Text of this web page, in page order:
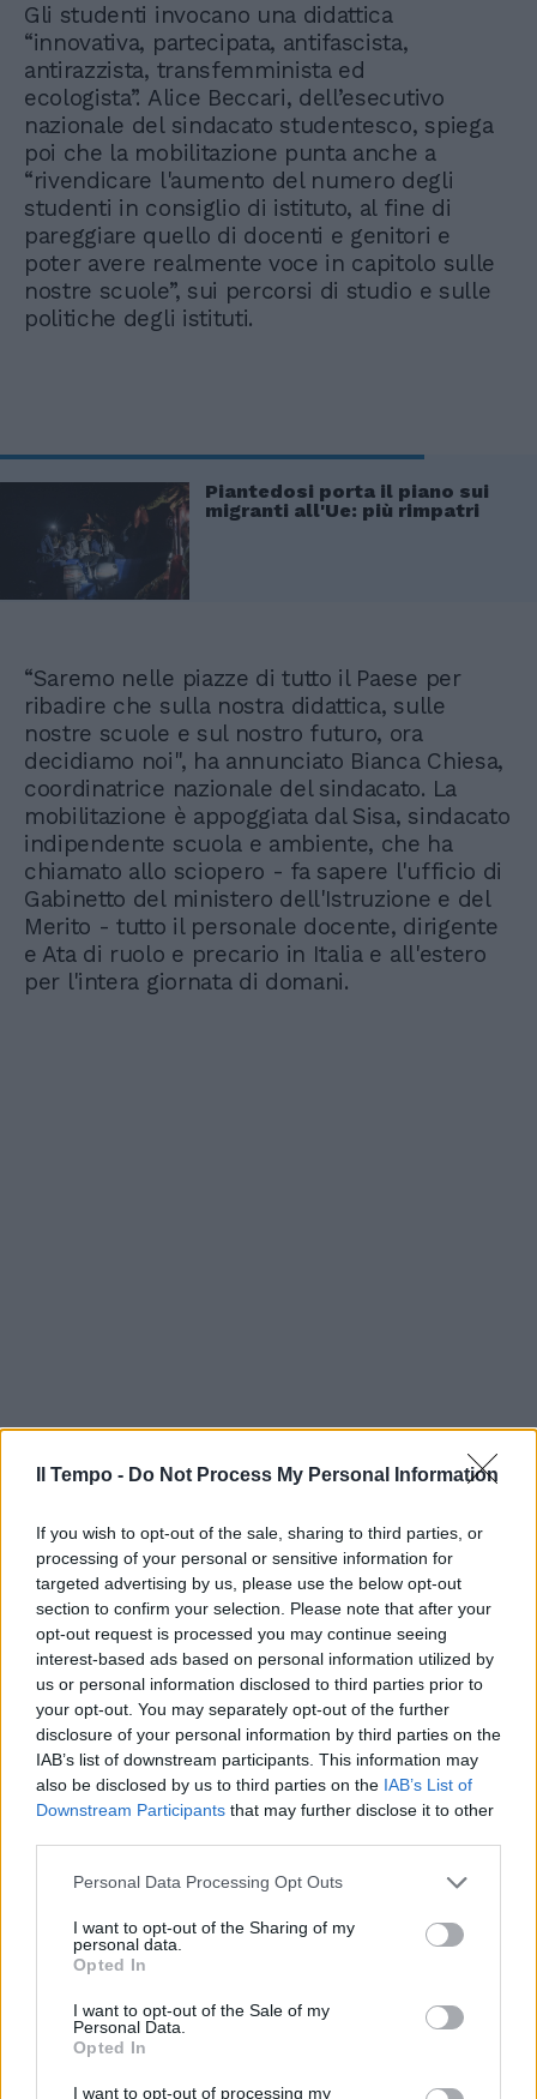
Il Tempo - Do Not Process My Personal Information
If you wish to opt-out of the sale, sharing to third parties, or
processing of your personal or sensitive information for
targeted advertising by us, please use the below opt-out
section to confirm your selection. Please note that after your
opt-out request is processed you may continue seeing
interest-based ads based on personal information utilized by
us or personal information disclosed to third parties prior to
your opt-out. You may separately opt-out of the further
disclosure of your personal information by third parties on the
IAB’s list of downstream participants. This information may
also be disclosed by us to third parties on the IAB’s List of
Downstream Participants that may further disclose it to other
Personal Data Processing Opt Outs
I want to opt-out of the Sharing of my
personal data.
Opted In
I want to opt-out of the Sale of my
Personal Data.
Opted In
I want to opt-out of processing my
Gli studenti invocano una didattica
“innovativa, partecipata, antifascista,
antirazzista, transfemminista ed
ecologista”. Alice Beccari, dell’esecutivo
nazionale del sindacato studentesco, spiega
poi che la mobilitazione punta anche a
“rivendicare l'aumento del numero degli
studenti in consiglio di istituto, al fine di
pareggiare quello di docenti e genitori e
poter avere realmente voce in capitolo sulle
nostre scuole”, sui percorsi di studio e sulle
politiche degli istituti.
Piantedosi porta il piano sui
migranti all'Ue: più rimpatri
“Saremo nelle piazze di tutto il Paese per
ribadire che sulla nostra didattica, sulle
nostre scuole e sul nostro futuro, ora
decidiamo noi", ha annunciato Bianca Chiesa,
coordinatrice nazionale del sindacato. La
mobilitazione è appoggiata dal Sisa, sindacato
indipendente scuola e ambiente, che ha
chiamato allo sciopero - fa sapere l'ufficio di
Gabinetto del ministero dell'Istruzione e del
Merito - tutto il personale docente, dirigente
e Ata di ruolo e precario in Italia e all'estero
per l'intera giornata di domani.